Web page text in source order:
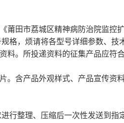
莆田市荔城区精神病防治院监控
格，烦请将各型号详细参数、技
料。所投递资料的征集产品应符
。含产品外观样式、产品宣传资
行整理、压缩后一次性发送到指